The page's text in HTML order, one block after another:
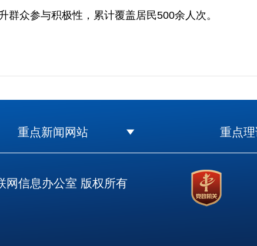
众参与积极性，累计覆盖居民500余人次。
重点新闻网站 重点
网信息办公室 版权所有